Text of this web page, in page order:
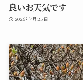
良いお天気です
2026年4月25日